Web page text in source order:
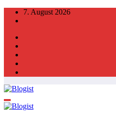
Zum
Inhalt
7. August 2026